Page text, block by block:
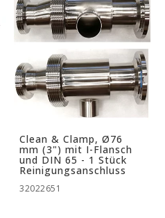
Clean & Clamp, Ø76
mm (3") mit I-Flansch
und DIN 65 - 1 Stück
Reinigungsanschluss
32022651